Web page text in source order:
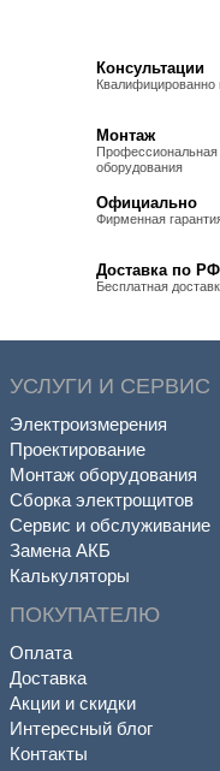
Консультации
Монтаж
Профессиональная
оборудования
Официально
Фирменная
Доставка по РФ
Бесплатная
УСЛУГИ И СЕРВИС
Электроизмерения
Проектирование
Монтаж оборудования
Сборка электрощитов
Сервис и обслуживание
Замена АКБ
Калькуляторы
ПОКУПАТЕЛЮ
Оплата
Доставка
Акции и скидки
Интересный блог
Контакты